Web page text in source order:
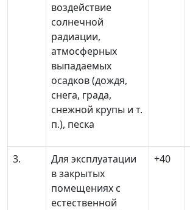
воздействие
солнечной
радиации,
атмосферных
выпадаемых
осадков (дождя,
снега, града,
снежной крупы и т.
п.), песка
3.
Для эксплуатации
в закрытых
помещениях с
естественной
+40